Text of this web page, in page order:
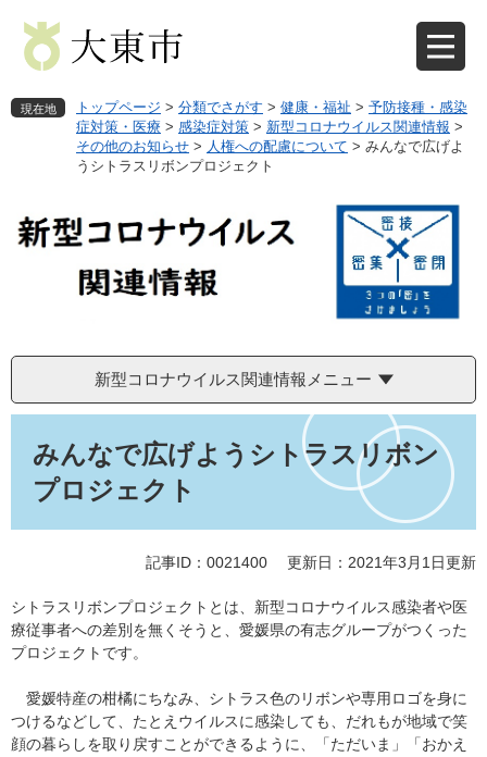
先
を 現在地 トップページ > 分類でさがす > 健康・福祉 > 予防接種・感染
症対策・医療 > 感染症対策 > 新型コロナウイルス関連情報 >
その他のお知らせ > 人権への配慮について > みんなで広げよ
うシトラスリボンプロジェクト
新型コロナウイルス関連情報メニュー
みんなで広げようシトラスリボン
プロジェクト
記事ID：0021400 更新日：2021年3月1日更新
シトラスリボンプロジェクトとは、新型コロナウイルス感染者や医
療従事者への差別を無くそうと、愛媛県の有志グループがつくった
プロジェクトです。
愛媛特産の柑橘にちなみ、シトラス色のリボンや専用ロゴを身に
つけるなどして、たとえウイルスに感染しても、だれもが地域で笑
顔の暮らしを取り戻すことができるように、「ただいま」「おかえ